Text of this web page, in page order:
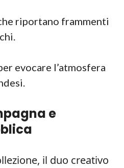
riportano frammenti
evocare l’atmosfera
e
il duo creativo